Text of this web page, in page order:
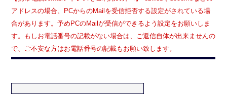
アドレスの場合、PCからのMailを受信拒否する設定がされている場
合があります。予めPCのMailが受信ができるよう設定をお願いしま
す。もしお電話番号の記載がない場合は、ご返信自体が出来ませんの
で、ご不安な方はお電話番号の記載もお願い致します。